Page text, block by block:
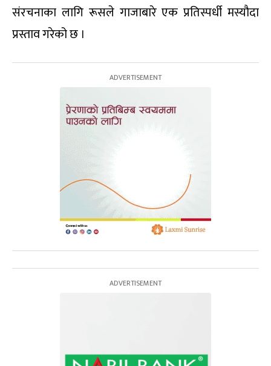
संरचनाका लागि रूसले गाजाबारे एक प्रतिस्पर्धी मस्यौदा
प्रस्ताव गरेको छ ।